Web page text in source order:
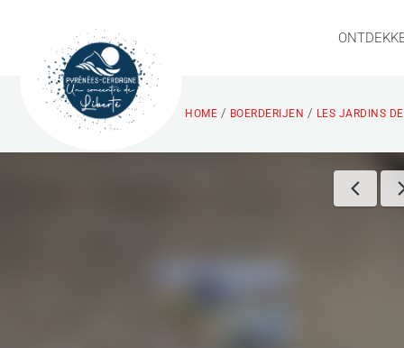
HOME / BOERDERIJEN / LES JARDINS